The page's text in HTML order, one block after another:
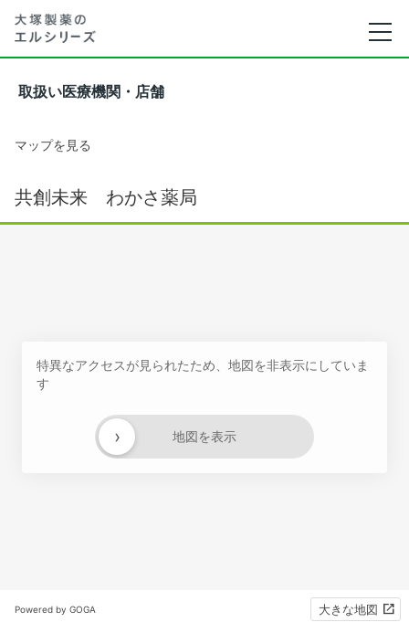
取扱い医療機関・店舗
マップを見る
共創未来 わかさ薬局
特異なアクセスが見られたため、地図を非表示にしていま
す
地図を表示
›
Powered by GOGA 大きな地図